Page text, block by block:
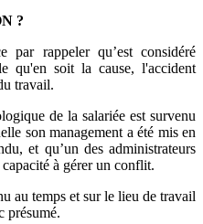
?
par rappeler qu’est considéré
qu'en soit la cause, l'accident
travail.
de la salariée est survenu
son management a été mis en
et qu’un des administrateurs
à gérer un conflit.
au temps et sur le lieu de travail
présumé.